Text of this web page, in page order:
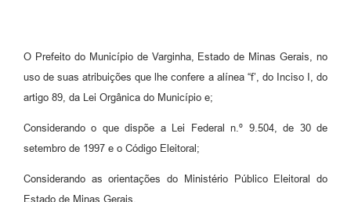
O Prefeito do Município de Varginha, Estado de Minas Gerais, no
uso de suas atribuições que lhe confere a alínea “f’, do Inciso I, do
artigo 89, da Lei Orgânica do Município e;
Considerando o que dispõe a Lei Federal n.º 9.504, de 30 de
setembro de 1997 e o Código Eleitoral;
Considerando as orientações do Ministério Público Eleitoral do
Estado de Minas Gerais,